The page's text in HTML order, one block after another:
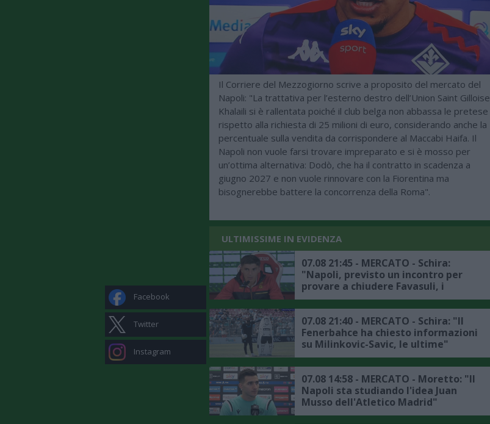
Facebook
Twitter
Instagram
Il Corriere del Mezzogiorno scrive a proposito del mercato del
Napoli: "La trattativa per l’esterno destro dell’Union Saint Gilloise
Khalaili si è rallentata poiché il club belga non abbassa le pretese
rispetto alla richiesta di 25 milioni di euro, considerando anche la
percentuale sulla vendita da corrispondere al Maccabi Haifa. Il
Napoli non vuole farsi trovare impreparato e si è mosso per
un’ottima alternativa: Dodò, che ha il contratto in scadenza a
giugno 2027 e non vuole rinnovare con la Fiorentina ma
bisognerebbe battere la concorrenza della Roma".
ULTIMISSIME IN EVIDENZA
07.08 21:45 - MERCATO - Schira:
"Napoli, previsto un incontro per
provare a chiudere Favasuli, i
dettagli"
07.08 21:40 - MERCATO - Schira: "Il
Fenerbahce ha chiesto informazioni
su Milinkovic-Savic, le ultime"
07.08 14:58 - MERCATO - Moretto: "Il
Napoli sta studiando l'idea Juan
Musso dell'Atletico Madrid"